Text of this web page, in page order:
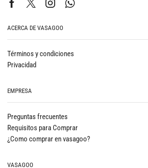
ACERCA DE VASAGOO
Términos y condiciones
Privacidad
EMPRESA
Preguntas frecuentes
Requisitos para Comprar
¿Como comprar en vasagoo?
VASAGOO